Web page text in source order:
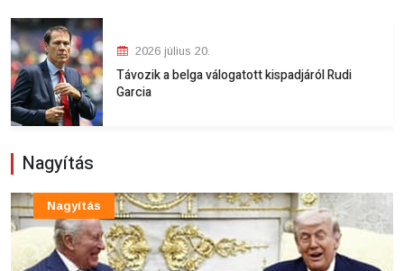
2026 július 20.
Távozik a belga válogatott kispadjáról Rudi
Garcia
Nagyítás
Nagyítás